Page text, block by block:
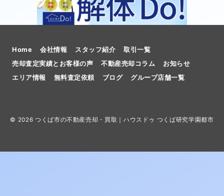
Home 会社情報 スタッフ紹介
取引一覧
売却査定実績とお客様の声
不動産売却コラム
お知らせ
エリア情報
無料査定依頼 ブログ グループ店舗一覧
© 2026 つくば市の不動産売却・買取｜ハウスドゥ つくば研究学園都市